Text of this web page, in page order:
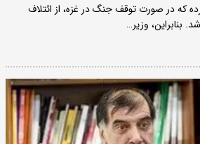
کرده که در صورت توقف جنگ در غزه، از ائتلاف
بنابراین، وزیر…